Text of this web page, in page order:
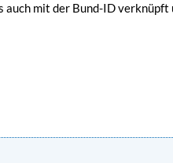
mit der Bund-ID